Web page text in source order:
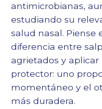
antimicrobianas,
estudiando su
salud nasal. Piense
diferencia entre
agrietados y
protector: uno
momentáneo y el
más duradera.